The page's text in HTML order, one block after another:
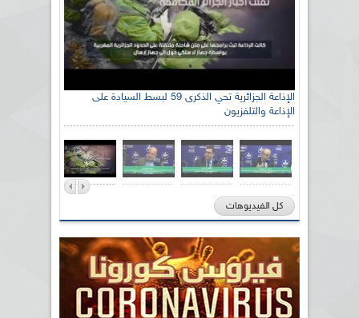
الإذاعة الجزائرية تحي الذكرى 59 لبسط السيادة على
الإذاعة والتلفزيون
رئيس اللجنة الوطنية الجزائرية للتضامن مع الشعب
الصحراوي السيد سعيد العياشي
كل الفيديوهات